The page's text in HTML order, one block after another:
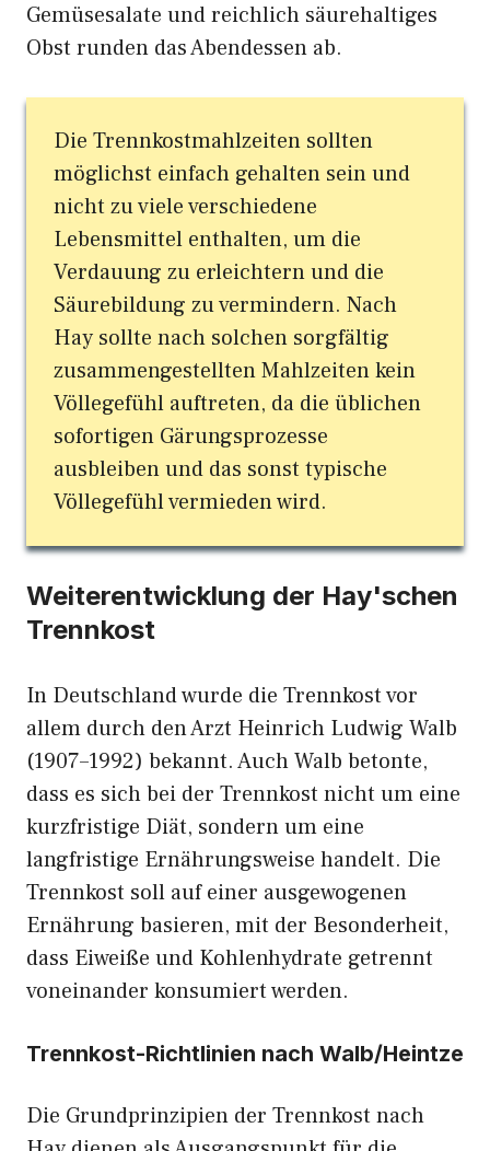
Gemüsesalate und reichlich säurehaltiges
Obst runden das Abendessen ab.
Die Trennkostmahlzeiten sollten
möglichst einfach gehalten sein und
nicht zu viele verschiedene
Lebensmittel enthalten, um die
Verdauung zu erleichtern und die
Säurebildung zu vermindern. Nach
Hay sollte nach solchen sorgfältig
zusammengestellten Mahlzeiten kein
Völlegefühl auftreten, da die üblichen
sofortigen Gärungsprozesse
ausbleiben und das sonst typische
Völlegefühl vermieden wird.
Weiterentwicklung der Hay'schen
Trennkost
In Deutschland wurde die Trennkost vor
allem durch den Arzt Heinrich Ludwig Walb
(1907–1992) bekannt. Auch Walb betonte,
dass es sich bei der Trennkost nicht um eine
kurzfristige Diät, sondern um eine
langfristige Ernährungsweise handelt. Die
Trennkost soll auf einer ausgewogenen
Ernährung basieren, mit der Besonderheit,
dass Eiweiße und Kohlenhydrate getrennt
voneinander konsumiert werden.
Trennkost-Richtlinien nach Walb/Heintze
Die Grundprinzipien der Trennkost nach